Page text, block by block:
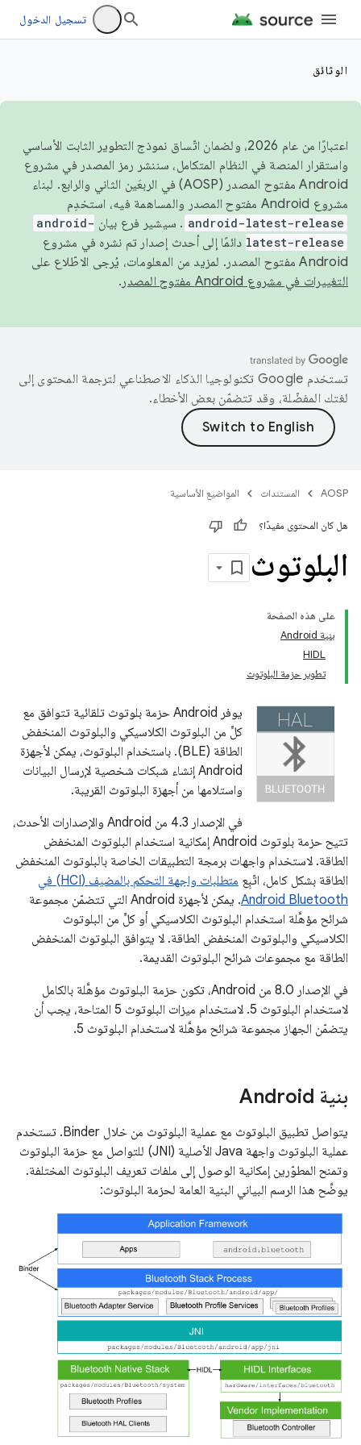
تسجيل الدخول
الوثائق
اعتبارًا من عام 2026، ولضمان اتّساق نموذج التطوير الثابت الأساسي
واستقرار المنصة في النظام المتكامل، سننشر رمز المصدر في مشروع
Android مفتوح المصدر (AOSP) في الربعَين الثاني والرابع. لبناء
مشروع Android مفتوح المصدر والمساهمة فيه، استخدِم
android-latest-release . سيشير فرع بيان android-
latest-release دائمًا إلى أحدث إصدار تم نشره في مشروع
Android مفتوح المصدر. لمزيد من المعلومات، يُرجى الاطّلاع على
التغييرات في مشروع Android مفتوح المصدر
.
تستخدم Google تكنولوجيا الذكاء الاصطناعي لترجمة المحتوى إلى
لغتك المفضّلة، وقد تتضمّن بعض الأخطاء.
AOSP المستندات المواضيع الأساسية
هل كان المحتوى مفيدًا؟
البلوتوث
على هذه الصفحة
بنية Android
HIDL
تطوير حزمة البلوتوث
يوفر Android حزمة بلوتوث تلقائية تتوافق مع
كلٍّ من البلوتوث الكلاسيكي والبلوتوث المنخفض
الطاقة (BLE). باستخدام البلوتوث، يمكن لأجهزة
Android إنشاء شبكات شخصية لإرسال البيانات
واستلامها من أجهزة البلوتوث القريبة.
في الإصدار 4.3 من Android والإصدارات الأحدث،
تتيح حزمة بلوتوث Android إمكانية استخدام البلوتوث المنخفض
الطاقة. لاستخدام واجهات برمجة التطبيقات الخاصة بالبلوتوث المنخفض
الطاقة بشكل كامل، اتّبِع
متطلبات واجهة التحكم بالمضيف (HCI) في
Android Bluetooth
. يمكن لأجهزة Android التي تتضمّن مجموعة
شرائح مؤهَّلة استخدام البلوتوث الكلاسيكي أو كلٍّ من البلوتوث
الكلاسيكي والبلوتوث المنخفض الطاقة. لا يتوافق البلوتوث المنخفض
الطاقة مع مجموعات شرائح البلوتوث القديمة.
في الإصدار 8.0 من Android، تكون حزمة البلوتوث مؤهَّلة بالكامل
لاستخدام البلوتوث 5. لاستخدام ميزات البلوتوث 5 المتاحة، يجب أن
يتضمّن الجهاز مجموعة شرائح مؤهَّلة لاستخدام البلوتوث 5.
بنية Android
يتواصل تطبيق البلوتوث مع عملية البلوتوث من خلال Binder. تستخدم
عملية البلوتوث واجهة Java الأصلية (JNI) للتواصل مع حزمة البلوتوث
وتمنح المطوّرين إمكانية الوصول إلى ملفات تعريف البلوتوث المختلفة.
يوضِّح هذا الرسم البياني البنية العامة لحزمة البلوتوث: